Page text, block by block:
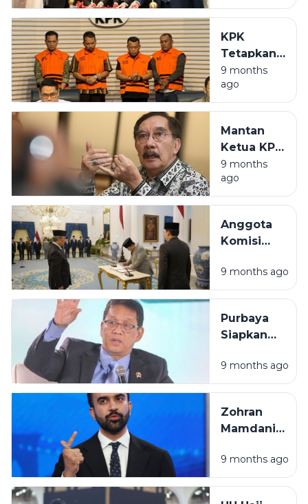
Dibuka di
Al-Azhar
Kairo
KPK
Tetapkan
Bupati
Ponorogo
Sugiri
Tersangka
Kasus
Suap
Jabatan,
Proyek,
dan
Gratifikasi
9 months
ago
Mantan
Ketua KPK
Antasari
Azhar
Meninggal
9 months
ago
Anggota
Komisi
Reformasi
Polri
Berikut
Daftar
9 months ago
Purbaya
Siapkan
Redenominasi,
Ubah Rp1.000
Jadi Rp1 pada
2027
9 months ago
Zohran
Mamdani
Pemilu,
Jadi Wali
9 months ago